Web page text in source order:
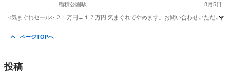
稲積公園駅 8月5日
<気まぐれセール> ２１万円→１７万円 気まぐれでやめます。お問い合わせいただい
ページTOPへ
投稿